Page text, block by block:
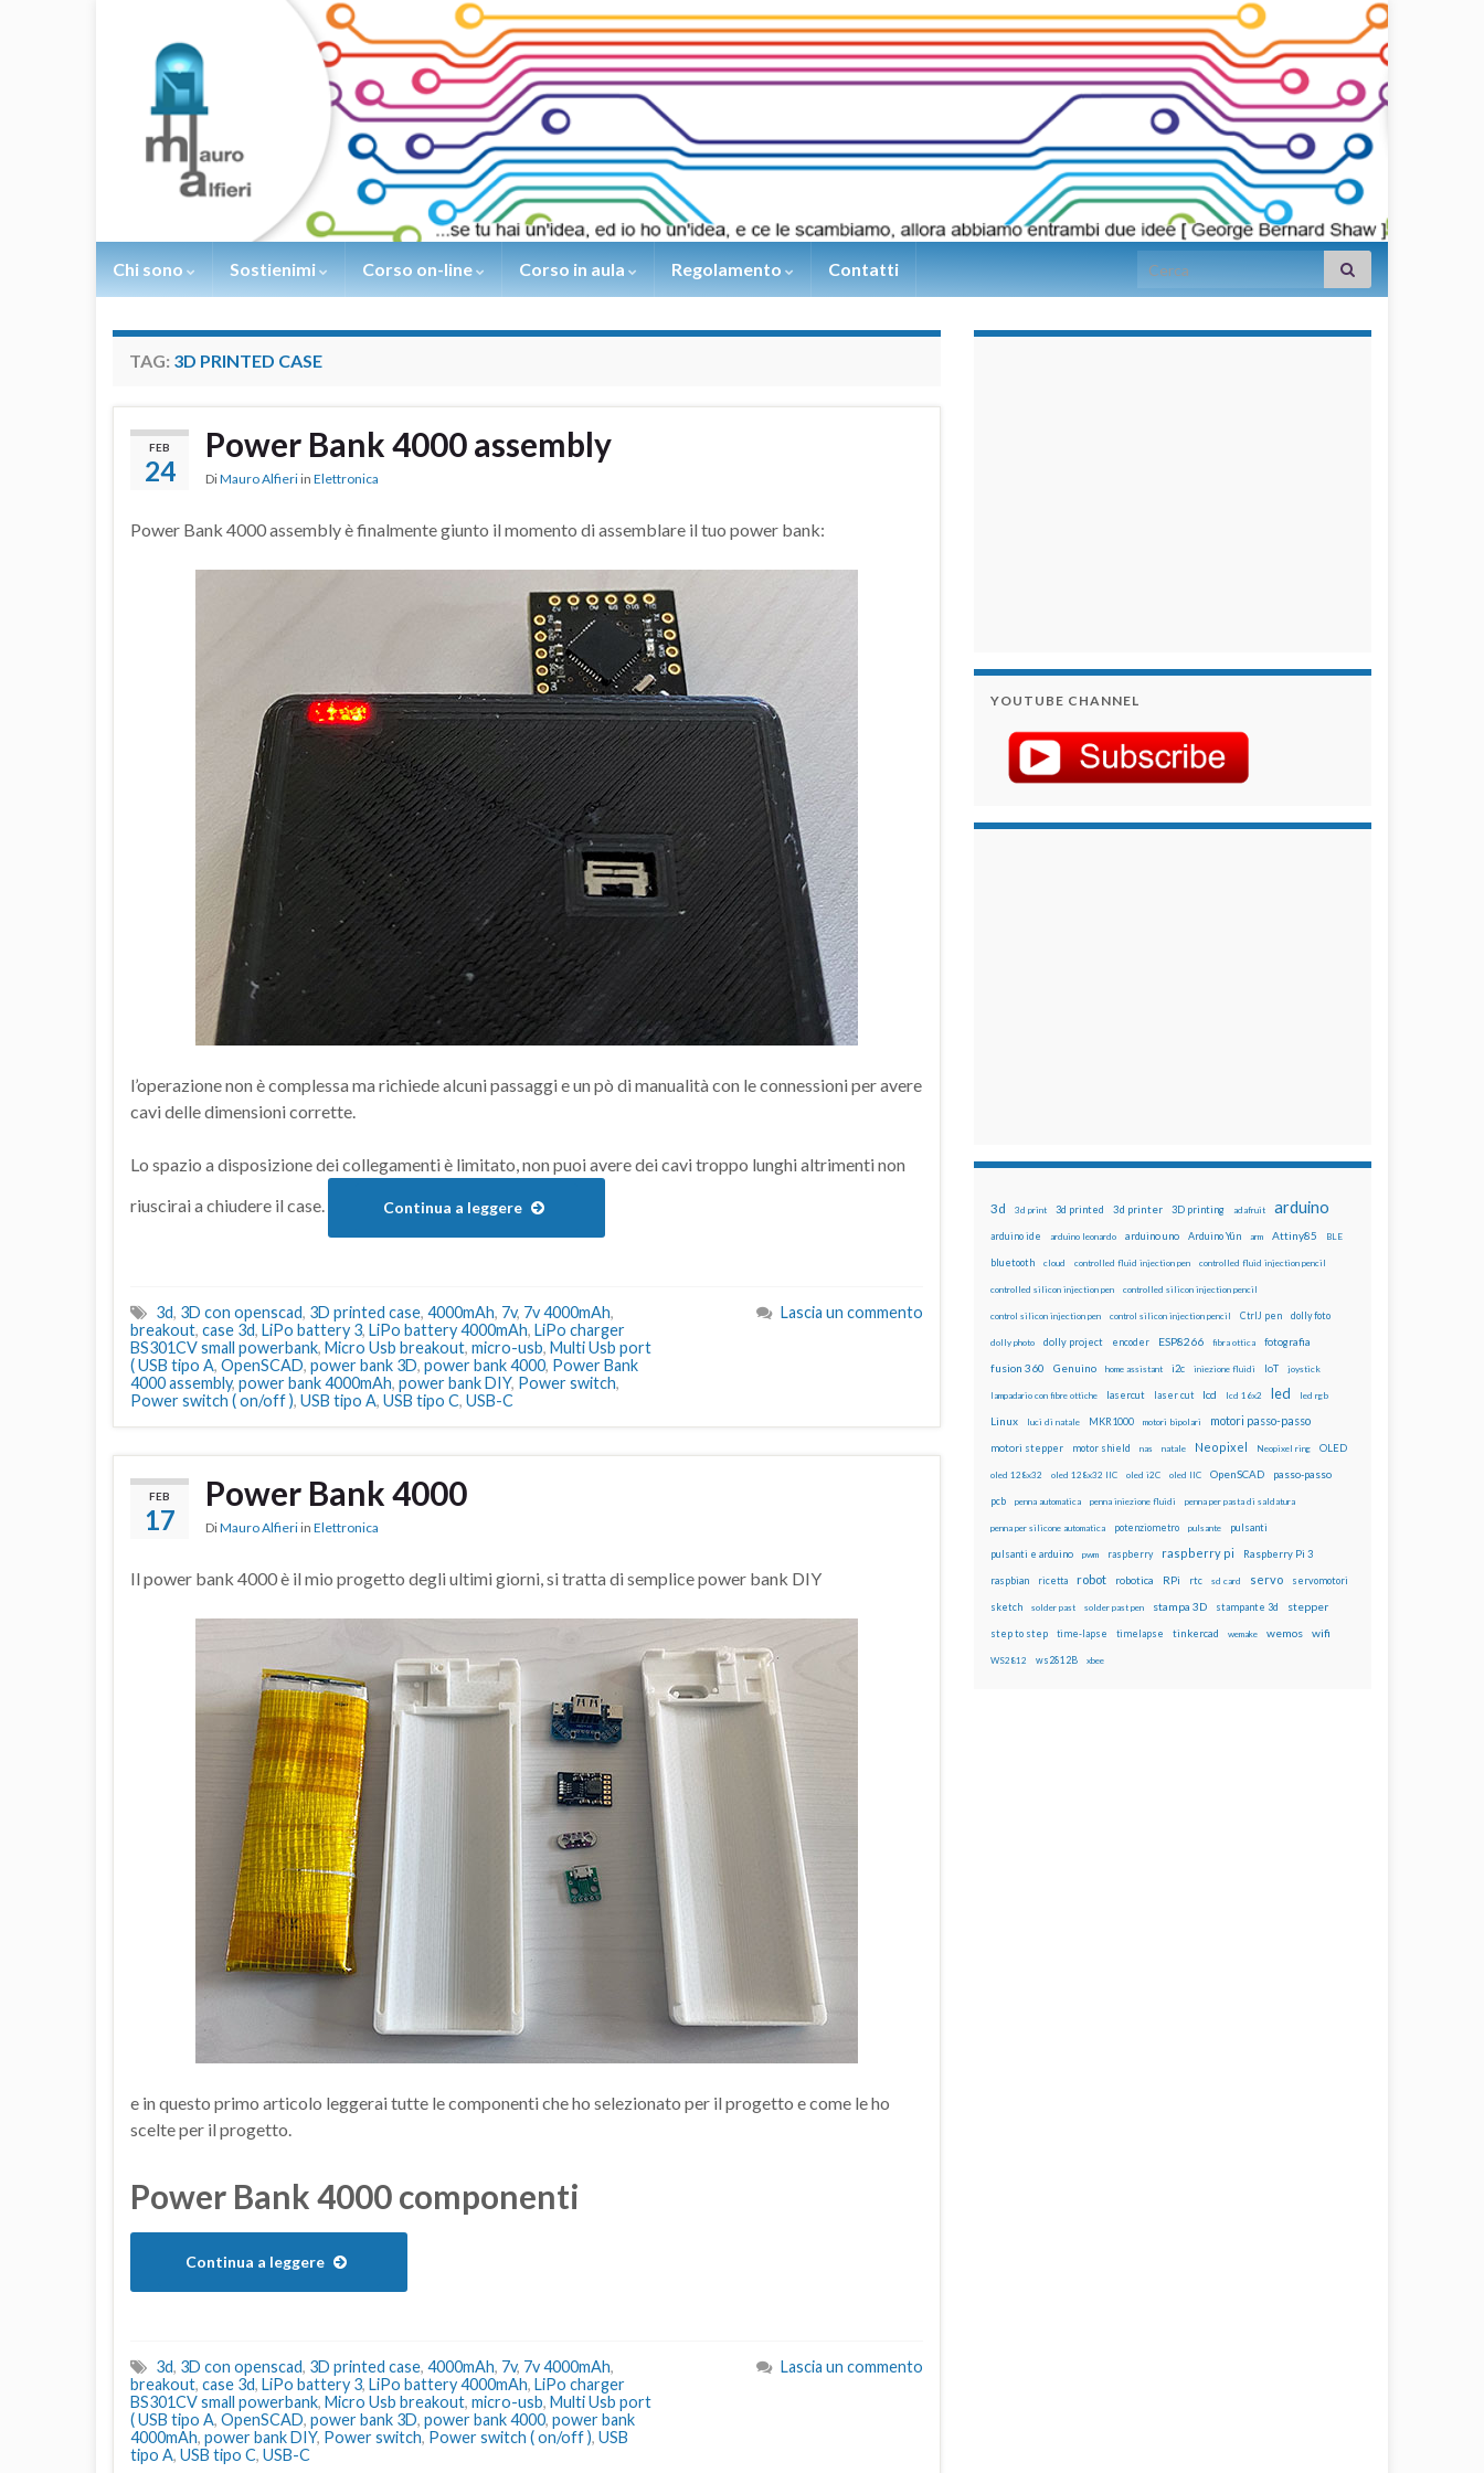
Chi sono Sostienimi Corso on-line Corso in aula Regolamento Contatti Search for:
TAG: 3D PRINTED CASE
FEB
24
Power Bank 4000 assembly
DiMauro Alfieri in Elettronica
Power Bank 4000 assembly è finalmente giunto il momento di assemblare il tuo power bank:
l’operazione non è complessa ma richiede alcuni passaggi e un pò di manualità con le connessioni per avere
cavi delle dimensioni corrette.
Lo spazio a disposizione dei collegamenti è limitato, non puoi avere dei cavi troppo lunghi altrimenti non
riuscirai a chiudere il case.
Continua a leggere
3d, 3D con openscad, 3D printed case, 4000mAh, 7v, 7v 4000mAh,
breakout, case 3d, LiPo battery 3, LiPo battery 4000mAh, LiPo charger
BS301CV small powerbank, Micro Usb breakout, micro-usb, Multi Usb port
( USB tipo A, OpenSCAD, power bank 3D, power bank 4000, Power Bank
4000 assembly, power bank 4000mAh, power bank DIY, Power switch,
Power switch ( on/off ), USB tipo A, USB tipo C, USB-C
Lascia un commento
FEB
17
Power Bank 4000
DiMauro Alfieri in Elettronica
Il power bank 4000 è il mio progetto degli ultimi giorni, si tratta di semplice power bank DIY
e in questo primo articolo leggerai tutte le componenti che ho selezionato per il progetto e come le ho
scelte per il progetto.
Power Bank 4000 componenti
Continua a leggere
3d, 3D con openscad, 3D printed case, 4000mAh, 7v, 7v 4000mAh,
breakout, case 3d, LiPo battery 3, LiPo battery 4000mAh, LiPo charger
BS301CV small powerbank, Micro Usb breakout, micro-usb, Multi Usb port
( USB tipo A, OpenSCAD, power bank 3D, power bank 4000, power bank
4000mAh, power bank DIY, Power switch, Power switch ( on/off ), USB
tipo A, USB tipo C, USB-C
Lascia un commento
YOUTUBE CHANNEL
3d 3d print 3d printed 3d printer 3D printing adafruit arduino
arduino ide arduino leonardo arduino uno Arduino Yún arm Attiny85 BLE
bluetooth cloud controlled fluid injection pen controlled fluid injection pencil
controlled silicon injection pen controlled silicon injection pencil
control silicon injection pen control silicon injection pencil CtrlJ pen dolly foto
dolly photo dolly project encoder ESP8266 fibra ottica fotografia
fusion 360 Genuino home assistant i2c iniezione fluidi IoT joystick
lampadario con fibre ottiche lasercut laser cut lcd lcd 16x2 led led rgb
Linux luci di natale MKR1000 motori bipolari motori passo-passo
motori stepper motor shield nas natale Neopixel Neopixel ring OLED
oled 128x32 oled 128x32 IIC oled i2C oled IIC OpenSCAD passo-passo
pcb penna automatica penna iniezione fluidi penna per pasta di saldatura
penna per silicone automatica potenziometro pulsante pulsanti
pulsanti e arduino pwm raspberry raspberry pi Raspberry Pi 3
raspbian ricetta robot robotica RPi rtc sd card servo servomotori
sketch solder past solder past pen stampa 3D stampante 3d stepper
step to step time-lapse timelapse tinkercad wemake wemos wifi
WS2812 ws2812B xbee